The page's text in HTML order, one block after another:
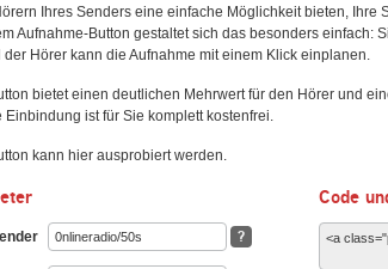
Ihres Senders eine einfache Möglichkeit bieten, Ihre
Aufnahme-Button gestaltet sich das besonders einfach:
Hörer kann die Aufnahme mit einem Klick einplanen.
bietet einen deutlichen Mehrwert für den Hörer und
Einbindung ist für Sie komplett kostenfrei.
kann hier ausprobiert werden.
?
Code